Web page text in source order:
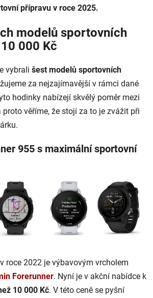
přípravu v roce 2025.
modelů sportovních
000 Kč
vybrali šest modelů sportovních
za nejzajímavější v rámci dané
hodinky nabízejí skvělý poměr mezi
proto věříme, že stojí za to je zvážit při
955 s maximální sportovní
roce 2022 je výbavovým vrcholem
Forerunner. Nyní je v akční nabídce k
10 000 Kč. V této ceně se pyšní